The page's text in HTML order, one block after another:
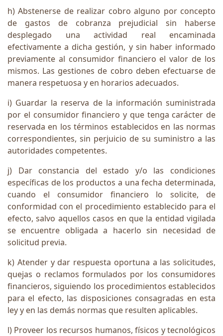
h) Abstenerse de realizar cobro alguno por concepto
de gastos de cobranza prejudicial sin haberse
desplegado una actividad real encaminada
efectivamente a dicha gestión, y sin haber informado
previamente al consumidor financiero el valor de los
mismos. Las gestiones de cobro deben efectuarse de
manera respetuosa y en horarios adecuados.
i) Guardar la reserva de la información suministrada
por el consumidor financiero y que tenga carácter de
reservada en los términos establecidos en las normas
correspondientes, sin perjuicio de su suministro a las
autoridades competentes.
j) Dar constancia del estado y/o las condiciones
específicas de los productos a una fecha determinada,
cuando el consumidor financiero lo solicite, de
conformidad con el procedimiento establecido para el
efecto, salvo aquellos casos en que la entidad vigilada
se encuentre obligada a hacerlo sin necesidad de
solicitud previa.
k) Atender y dar respuesta oportuna a las solicitudes,
quejas o reclamos formulados por los consumidores
financieros, siguiendo los procedimientos establecidos
para el efecto, las disposiciones consagradas en esta
ley y en las demás normas que resulten aplicables.
l) Proveer los recursos humanos, físicos y tecnológicos